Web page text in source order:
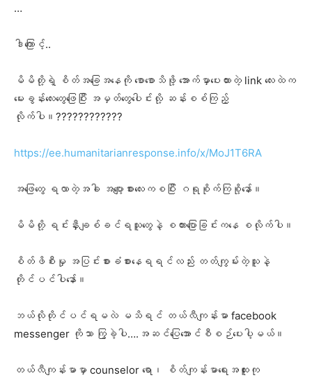
…
ဒါကြောင့်..
မိမိတို့ရဲ့ စိတ်အခြေအနေကို စောစောသိဖို့ အောက်မှာပေးထားတဲ့ link လေးထဲက
မေးခွန်းလေးတွေဖြေပြီး အမှတ်တွေပေါင်းလို့ ဆန်းစစ်ကြည့်
လိုက်ပါ။????????????
https://ee.humanitarianresponse.info/x/MoJ1T6RA
အဖြေတွေ ရလာတဲ့အခါ အပျော့စားလေးကစပြီး ဂရုစိုက်ကြစို့နော်။
မိမိတို့ ရင်းနှီးချစ်ခင်ရသူတွေနဲ့ စကားပြောခြင်းကနေ စလိုက်ပါ။
စိတ်ဖိစီးမှု အပြင်းစားခံစားနေရရင်လည်း တတ်ကျွမ်းတဲ့သူနဲ့
တိုင်ပင်ပါနော်။
ဘယ်လိုတိုင်ပင်ရမလဲ မသိရင် တယ်လီကျန်းမာ facebook
messenger ကိုသာ ကြွခဲ့ပါ….အဆင်ပြေအောင်စီစဉ်ပေးပါ့မယ်။
တယ်လီကျန်းမာမှာ counselor ရော၊ စိတ်ကျန်းမာရေးအထူးကု